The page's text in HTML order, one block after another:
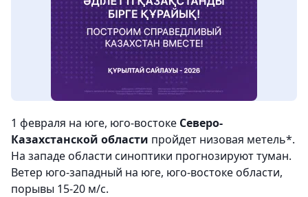
1 февраля на юге, юго-востоке Северо-
Казахстанской области пройдет низовая метель*.
На западе области синоптики прогнозируют туман.
Ветер юго-западный на юге, юго-востоке области,
порывы 15-20 м/с.